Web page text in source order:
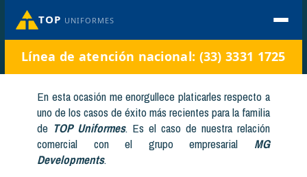
TOP UNIFORMES
Línea de atención nacional: (33) 3331 1725
En esta ocasión me enorgullece platicarles respecto a
uno de los casos de éxito más recientes para la familia
de TOP Uniformes. Es el caso de nuestra relación
comercial con el grupo empresarial MG
Developments.